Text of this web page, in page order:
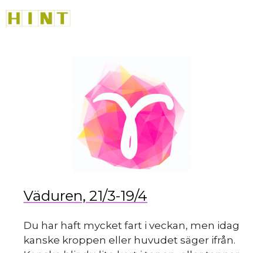
till
Väduren, 21/3-19/4
Du har haft mycket fart i veckan, men idag
kanske kroppen eller huvudet säger ifrån.